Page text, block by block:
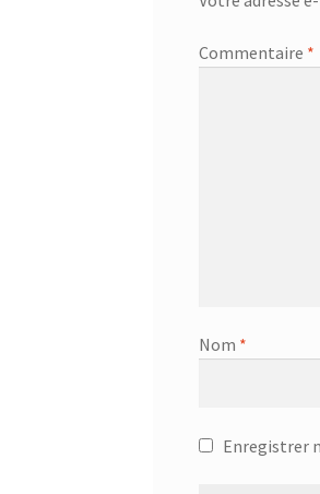
Commentaire *
Nom *
Enregistrer